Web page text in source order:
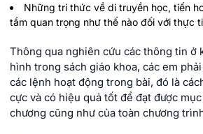
Những tri thức về di truyền học, tiến
tầm quan trọng như thế nào đối với thực
Thông qua nghiên cứu các thông tin ở
hình trong sách giáo khoa, các em
các lệnh hoạt động trong bài, đó là
cực và có hiệu quả tốt để đạt được
chương cũng như của toàn chương